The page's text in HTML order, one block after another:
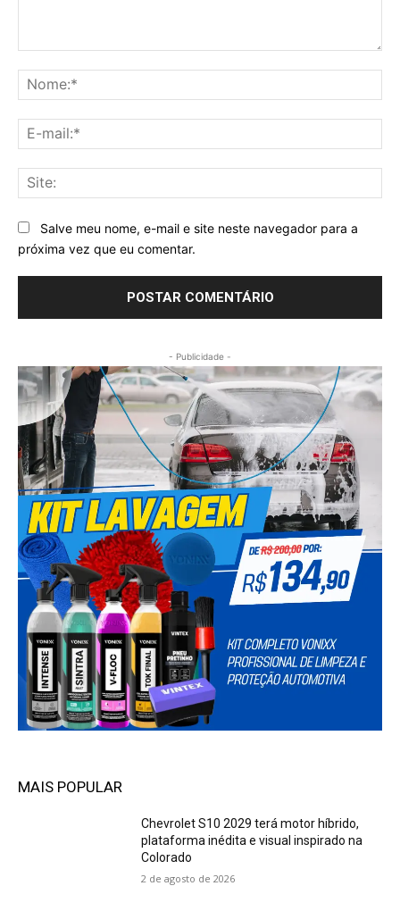
Salve meu nome, e-mail e site neste navegador para a
próxima vez que eu comentar.
- Publicidade -
MAIS POPULAR
Chevrolet S10 2029 terá motor híbrido,
plataforma inédita e visual inspirado na
Colorado
2 de agosto de 2026